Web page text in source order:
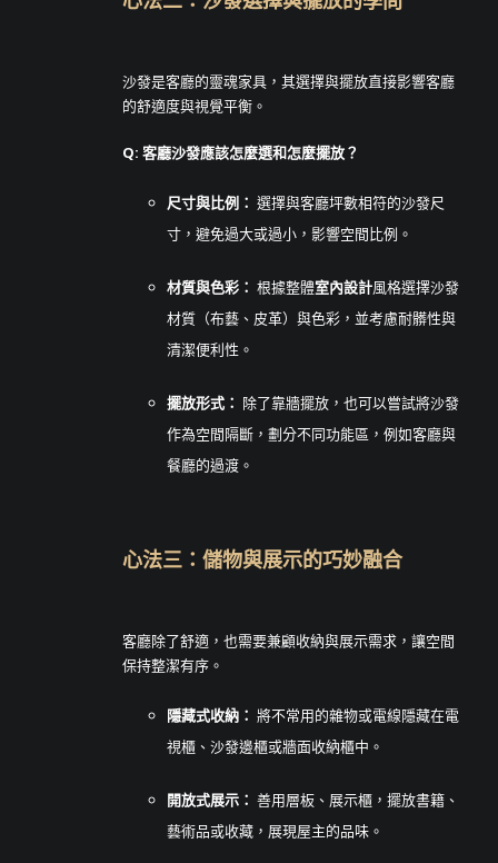
沙發是客廳的靈魂家具，其選擇與擺放直接影響客廳
的舒適度與視覺平衡。
Q: 客廳沙發應該怎麼選和怎麼擺放？
尺寸與比例： 選擇與客廳坪數相符的沙發尺
寸，避免過大或過小，影響空間比例。
材質與色彩： 根據整體室內設計風格選擇沙發
材質（布藝、皮革）與色彩，並考慮耐髒性與
清潔便利性。
擺放形式： 除了靠牆擺放，也可以嘗試將沙發
作為空間隔斷，劃分不同功能區，例如客廳與
餐廳的過渡。
心法三：儲物與展示的巧妙融合
客廳除了舒適，也需要兼顧收納與展示需求，讓空間
保持整潔有序。
隱藏式收納： 將不常用的雜物或電線隱藏在電
視櫃、沙發邊櫃或牆面收納櫃中。
開放式展示： 善用層板、展示櫃，擺放書籍、
藝術品或收藏，展現屋主的品味。